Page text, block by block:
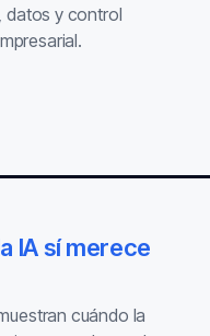
datos y control
IA sí merece
cuándo la